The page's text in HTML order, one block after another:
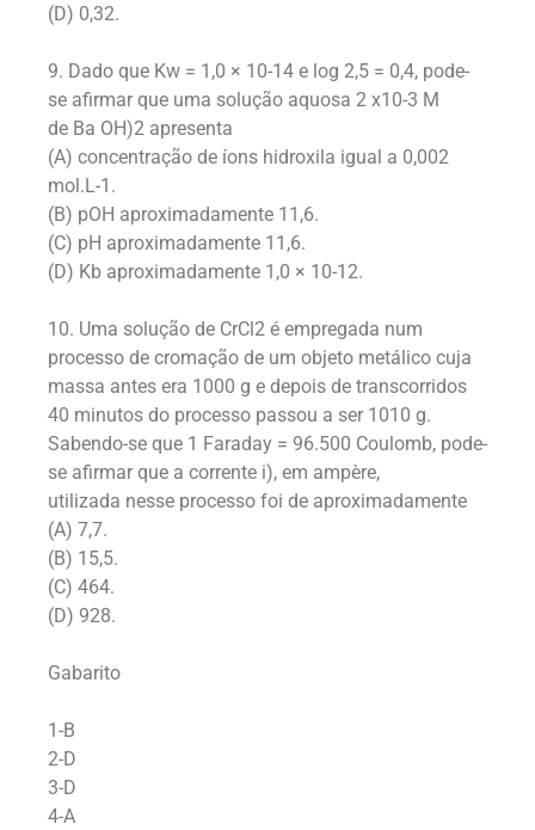
(D) 0,32.
9. Dado que Kw = 1,0 × 10-14 e log 2,5 = 0,4, pode-
se afirmar que uma solução aquosa 2 x10-3 M
de Ba OH)2 apresenta
(A) concentração de íons hidroxila igual a 0,002
mol.L-1.
(B) pOH aproximadamente 11,6.
(C) pH aproximadamente 11,6.
(D) Kb aproximadamente 1,0 × 10-12.
10. Uma solução de CrCl2 é empregada num
processo de cromação de um objeto metálico cuja
massa antes era 1000 g e depois de transcorridos
40 minutos do processo passou a ser 1010 g.
Sabendo-se que 1 Faraday = 96.500 Coulomb, pode-
se afirmar que a corrente i), em ampère,
utilizada nesse processo foi de aproximadamente
(A) 7,7.
(B) 15,5.
(C) 464.
(D) 928.
Gabarito
1-B
2-D
3-D
4-A